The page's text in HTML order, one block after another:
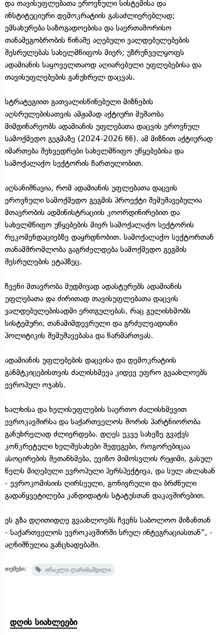
და თავისუფლებათა ეროვნული სისტემისა და
ინსტიტუციური დემოკრატიის გასაძლიერებლად;
ემსახურება საზოგადოებისა და საერთაშორისო
თანამეგობრობის წინაშე აღებული ვალდებულებების
შესრულებას სახელმწიფოს მიერ; უზრუნველყოფს
ადამიანის საყოველთაოდ აღიარებული უფლებებისა და
თავისუფლებების განუხრელ დაცვას.
სტრატეგიით გათვალისწინებული მიზნების
აღსრულებისათვის ამჟამად აქტიური მუშაობა
მიმდინარეობს ადამიანის უფლებათა დაცვის ეროვნულ
სამოქმედო გეგმაზე (2024-2026 წწ). ამ მიზნით აქტიურად
იმართება შეხვედრები სახელმწიფო უწყებებისა და
სამოქალაქო სექტორის ჩართულობით.
აღსანიშნავია, რომ ადამიანის უფლებათა დაცვის
ეროვნული სამოქმედო გეგმის პროექტი შემუშავებულია
მთავრობის ადმინისტრაციის კოორდინირებით და
სახელმწიფო უწყებების მიერ სამოქალაქო სექტორის
რეკომენდაციებზე დაყრდნობით. სამოქალაქო სექტორთან
თანამშრომლობა გაგრძელდება სამოქმედო გეგმის
შესრულების ეტაპზეც.
ჩვენი მთავრობა მუდმივად ადასტურებს ადამიანის
უფლებათა და ძირითად თავისუფლებათა დაცვის
ვალდებულებისადმი ერთგულებას, რაც გულისხმობს
სისტემური, თანამიმდევრული და გრძელვადიანი
პოლიტიკის შემუშავებასა და წარმართვას.
ადამიანის უფლებების დაცვისა და დემოკრატიის
განმტკიცებისთვის ძალისხმევა კიდევ უფრო გვაახლოებს
ევროპულ ოჯახს.
ხალხისა და ხელისუფლების საერთო ძალისხმევით
ევროკავშირსა და საქართველოს შორის პარტნიორობა
განუხრელად ძლიერდება. დღეს უკვე სახეზე გვაქვს
კონკრეტული ხელშესახები შედეგები, როგორებიცაა
ასოცირების შეთანხმება, უვიზო მიმოსვლის რეჟიმი, გასულ
წელს მიღებული ევროპული პერსპექტივა, და სულ ახლახან
- ევროკომისიის ღირსეული, გონივრული და ბრძნული
გადაწყვეტილება კანდიდატის სტატუსთან დაკავშირებით.
ეს გზა დღითიდღე გვაახლოებს ჩვენს საბოლოო მიზანთან
- საქართველოს ევროკავშირში სრულ ინტეგრაციასთან”, -
აღნიშნულია განცხადებაში.
თემები: ირაკლი ღარიბაშვილი
დღის სიახლეები